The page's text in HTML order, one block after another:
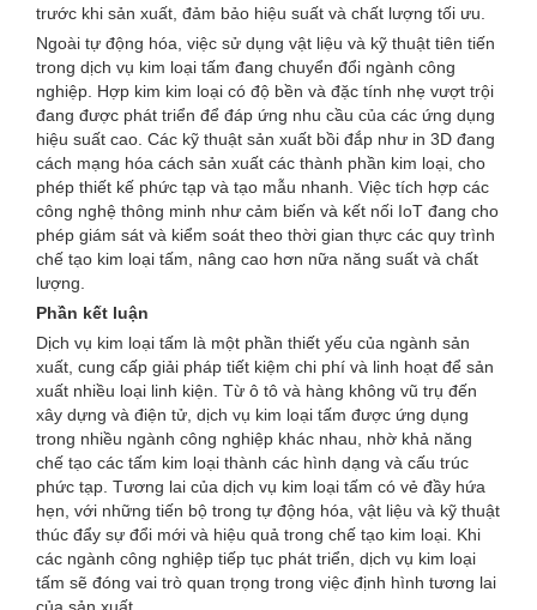
trước khi sản xuất, đảm bảo hiệu suất và chất lượng tối ưu.
Ngoài tự động hóa, việc sử dụng vật liệu và kỹ thuật tiên tiến
trong dịch vụ kim loại tấm đang chuyển đổi ngành công
nghiệp. Hợp kim kim loại có độ bền và đặc tính nhẹ vượt trội
đang được phát triển để đáp ứng nhu cầu của các ứng dụng
hiệu suất cao. Các kỹ thuật sản xuất bồi đắp như in 3D đang
cách mạng hóa cách sản xuất các thành phần kim loại, cho
phép thiết kế phức tạp và tạo mẫu nhanh. Việc tích hợp các
công nghệ thông minh như cảm biến và kết nối IoT đang cho
phép giám sát và kiểm soát theo thời gian thực các quy trình
chế tạo kim loại tấm, nâng cao hơn nữa năng suất và chất
lượng.
Phần kết luận
Dịch vụ kim loại tấm là một phần thiết yếu của ngành sản
xuất, cung cấp giải pháp tiết kiệm chi phí và linh hoạt để sản
xuất nhiều loại linh kiện. Từ ô tô và hàng không vũ trụ đến
xây dựng và điện tử, dịch vụ kim loại tấm được ứng dụng
trong nhiều ngành công nghiệp khác nhau, nhờ khả năng
chế tạo các tấm kim loại thành các hình dạng và cấu trúc
phức tạp. Tương lai của dịch vụ kim loại tấm có vẻ đầy hứa
hẹn, với những tiến bộ trong tự động hóa, vật liệu và kỹ thuật
thúc đẩy sự đổi mới và hiệu quả trong chế tạo kim loại. Khi
các ngành công nghiệp tiếp tục phát triển, dịch vụ kim loại
tấm sẽ đóng vai trò quan trọng trong việc định hình tương lai